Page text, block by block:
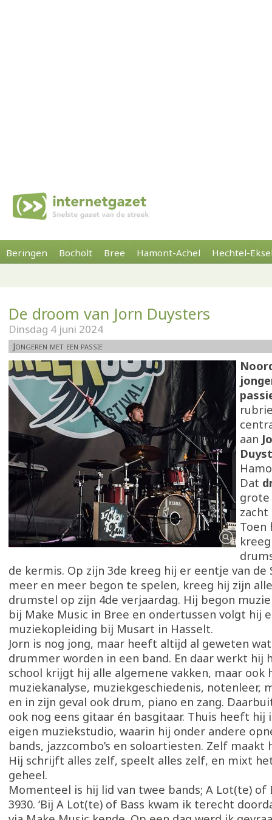
Beringen Bocholt Bree Hamont-Achel Hechtel-
De droom van Jorn Duysters
Dinsdag 4 juni 2024
Jongeren met een passie
aan
Dat
grote
Toen
de kermis. Op zijn 3de kreeg hij er eentje van de
meer en meer begon te spelen, kreeg hij zijn
drumstel op zijn 4de verjaardag. Hij begon
bij Make Music in Bree en ondertussen volgt hij
muziekopleiding bij Musart in Hasselt.
Jorn is nog jong, maar heeft altijd al geweten
drummer worden in een band. En daar werkt hij
school krijgt hij alle algemene vakken, maar ook
muziekanalyse, muziekgeschiedenis, notenleer,
en in zijn geval ook drum, piano en zang.
ook nog eens gitaar én basgitaar. Thuis heeft hij
eigen muziekstudio, waarin hij onder andere
bands, jazzcombo’s en soloartiesten. Zelf maakt
Hij schrijft alles zelf, speelt alles zelf, en mixt
geheel.
Momenteel is hij lid van twee bands; A Lot(te) of
3930. ‘Bij A Lot(te) of Bass kwam ik terecht